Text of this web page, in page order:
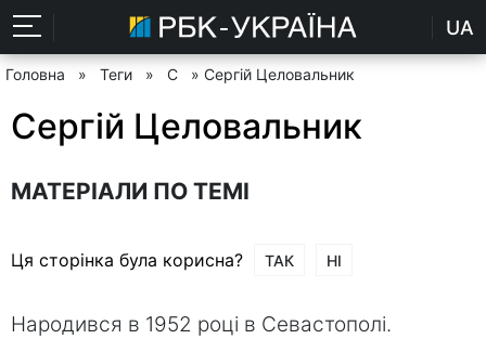
UA
Головна » Теги » С » Сергій Целовальник
Сергій Целовальник
МАТЕРІАЛИ ПО ТЕМІ
Ця сторінка була корисна? ТАК НІ
Народився в 1952 році в Севастополі.